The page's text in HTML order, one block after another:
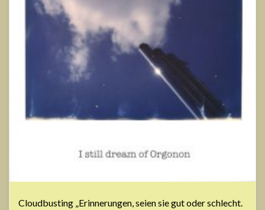
Cloudbusting „Erinnerungen, seien sie gut oder schlecht.